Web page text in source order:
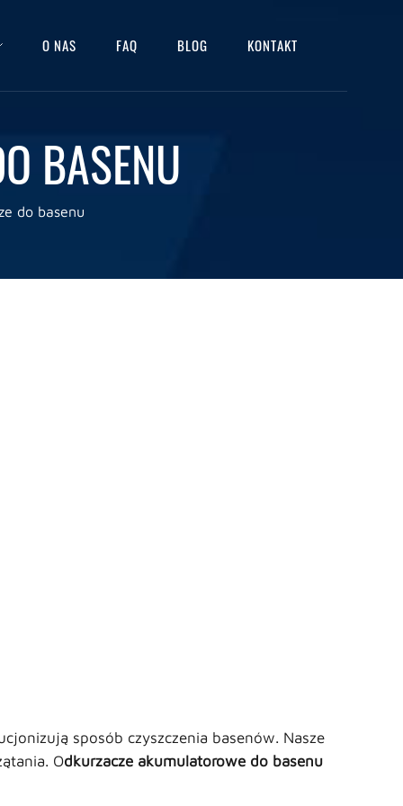
O NAS FAQ BLOG KONTAKT
BASENU
do basenu
sposób czyszczenia basenów. Nasze
Odkurzacze akumulatorowe do basenu